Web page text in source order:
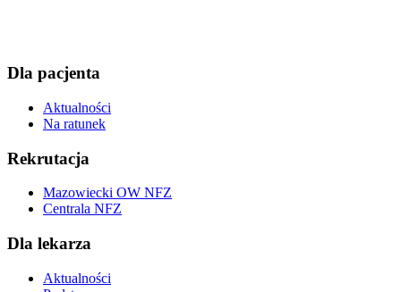
Dla pacjenta
Aktualności
Na ratunek
Rekrutacja
Mazowiecki OW NFZ
Centrala NFZ
Dla lekarza
Aktualności